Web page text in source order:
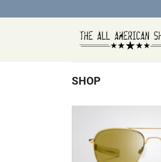
Inhalt
SHOP